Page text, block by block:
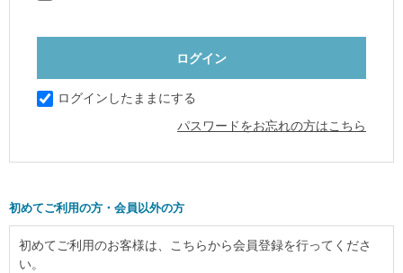
ログインしたままにする
パスワードをお忘れの方はこちら
初めてご利用の方・会員以外の方
初めてご利用のお客様は、こちらから会員登録を行ってくださ
い。